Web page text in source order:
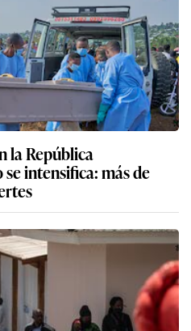
la República
intensifica: más de